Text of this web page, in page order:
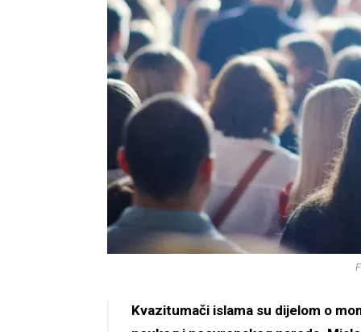
Kvazitumači islama su dijelom o